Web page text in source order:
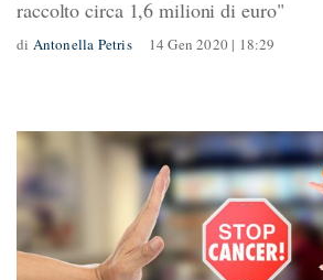
raccolto circa 1,6 milioni di euro"
di Antonella Petris 14 Gen 2020 | 18:29